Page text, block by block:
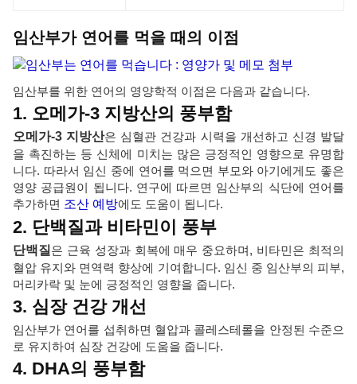
임산부가 연어를 먹을 때의 이점
임산부를 위한 연어의 영양학적 이점은 다음과 같습니다.
1. 오메가-3 지방산의 풍부함
오메가-3 지방산은 심혈관 건강과 시력을 개선하고 신경 발달
을 촉진하는 등 신체에 미치는 많은 긍정적인 영향으로 유명합
니다. 따라서 임신 중에 연어를 먹으면 부모와 아기에게도 좋은
영양 공급원이 됩니다. 연구에 따르면 임산부의 식단에 연어를
추가하면 조산 예방에도 도움이 됩니다.
2. 단백질과 비타민이 풍부
단백질 은 근육 성장과 회복에 매우 중요하며, 비타민은 최적의
혈압 유지와 면역력 향상에 기여합니다. 임신 중 임산부의 피부,
머리카락 및 눈에 긍정적인 영향을 줍니다.
3. 심장 건강 개선
임산부가 연어를 섭취하면 혈압과 콜레스테롤을 안정된 수준으
로 유지하여 심장 건강에 도움을 줍니다.
4. DHA의 풍부함